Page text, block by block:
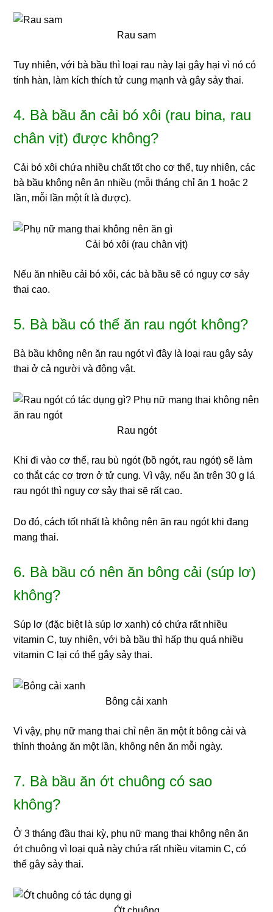
Rau sam
Tuy nhiên, với bà bầu thì loại rau này lại gây hại vì nó có
tính hàn, làm kích thích tử cung mạnh và gây sảy thai.
4. Bà bầu ăn cải bó xôi (rau bina, rau
chân vịt) được không?
Cải bó xôi chứa nhiều chất tốt cho cơ thể, tuy nhiên, các
bà bầu không nên ăn nhiều (mỗi tháng chỉ ăn 1 hoặc 2
lần, mỗi lần một ít là được).
Cải bó xôi (rau chân vịt)
Nếu ăn nhiều cải bó xôi, các bà bầu sẽ có nguy cơ sảy
thai cao.
5. Bà bầu có thể ăn rau ngót không?
Bà bầu không nên ăn rau ngót vì đây là loại rau gây sảy
thai ở cả người và động vật.
Rau ngót
Khi đi vào cơ thể, rau bù ngót (bồ ngót, rau ngót) sẽ làm
co thắt các cơ trơn ở tử cung. Vì vậy, nếu ăn trên 30 g lá
rau ngót thì nguy cơ sảy thai sẽ rất cao.
Do đó, cách tốt nhất là không nên ăn rau ngót khi đang
mang thai.
6. Bà bầu có nên ăn bông cải (súp lơ)
không?
Súp lơ (đặc biệt là súp lơ xanh) có chứa rất nhiều
vitamin C, tuy nhiên, với bà bầu thì hấp thụ quá nhiều
vitamin C lại có thể gây sảy thai.
Bông cải xanh
Vì vậy, phụ nữ mang thai chỉ nên ăn một ít bông cải và
thỉnh thoảng ăn một lần, không nên ăn mỗi ngày.
7. Bà bầu ăn ớt chuông có sao
không?
Ở 3 tháng đầu thai kỳ, phụ nữ mang thai không nên ăn
ớt chuông vì loại quả này chứa rất nhiều vitamin C, có
thể gây sảy thai.